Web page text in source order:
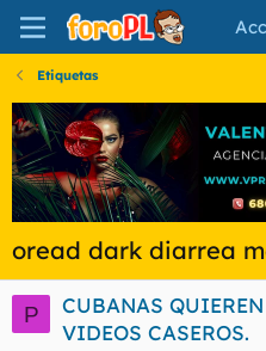
Etiquetas
oread dark diarrea
P
CUBANAS
VIDEOS CASEROS.